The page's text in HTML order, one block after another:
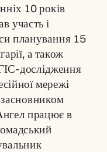
10 років
участь і
планування 15
а також
дослідження
мережі
працює в